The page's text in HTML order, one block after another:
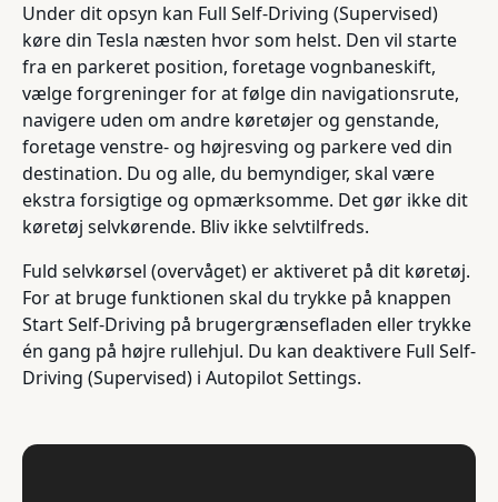
Under dit opsyn kan Full Self-Driving (Supervised)
køre din Tesla næsten hvor som helst. Den vil starte
fra en parkeret position, foretage vognbaneskift,
vælge forgreninger for at følge din navigationsrute,
navigere uden om andre køretøjer og genstande,
foretage venstre- og højresving og parkere ved din
destination. Du og alle, du bemyndiger, skal være
ekstra forsigtige og opmærksomme. Det gør ikke dit
køretøj selvkørende. Bliv ikke selvtilfreds.
Fuld selvkørsel (overvåget) er aktiveret på dit køretøj.
For at bruge funktionen skal du trykke på knappen
Start Self-Driving på brugergrænsefladen eller trykke
én gang på højre rullehjul. Du kan deaktivere Full Self-
Driving (Supervised) i Autopilot Settings.